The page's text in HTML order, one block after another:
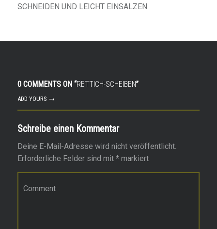
SCHNEIDEN UND LEICHT EINSALZEN.
0 COMMENTS ON “RETTICH-SCHEIBEN”
ADD YOURS →
Schreibe einen Kommentar
Deine E-Mail-Adresse wird nicht veröffentlicht.
Erforderliche Felder sind mit *markiert